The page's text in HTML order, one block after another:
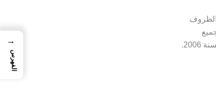
الظروف
→
الفهرس